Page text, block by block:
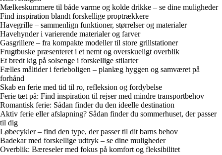
Mælkeskummere til både varme og kolde drikke – se dine muligheder
Find inspiration blandt forskellige proptrækkere
Havegrille – sammenlign funktioner, størrelser og materialer
Havehynder i varierende materialer og farver
Gasgrillere – fra kompakte modeller til store grillstationer
Frugtbuske præsenteret i et nemt og overskueligt overblik
Et bredt kig på solsenge i forskellige stilarter
Fælles måltider i ferieboligen – planlæg hyggen og samværet på
forhånd
Skab en ferie med tid til ro, refleksion og fordybelse
Ferie tæt på: Find inspiration til rejser med mindre transportbehov
Romantisk ferie: Sådan finder du den ideelle destination
Aktiv ferie eller afslapning? Sådan finder du sommerhuset, der passer
til dig
Løbecykler – find den type, der passer til dit barns behov
Badekar med forskellige udtryk – se dine muligheder
Overblik: Bæreseler med fokus på komfort og fleksibilitet